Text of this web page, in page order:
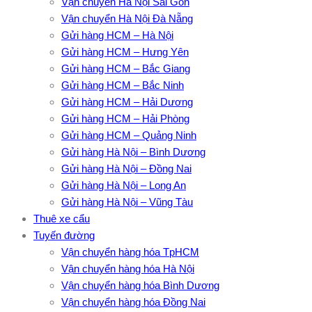
Vận chuyển Hà Nội Đà Nẵng
Gửi hàng HCM – Hà Nội
Gửi hàng HCM – Hưng Yên
Gửi hàng HCM – Bắc Giang
Gửi hàng HCM – Bắc Ninh
Gửi hàng HCM – Hải Dương
Gửi hàng HCM – Hải Phòng
Gửi hàng HCM – Quảng Ninh
Gửi hàng Hà Nội – Bình Dương
Gửi hàng Hà Nội – Đồng Nai
Gửi hàng Hà Nội – Long An
Gửi hàng Hà Nội – Vũng Tàu
Thuê xe cẩu
Tuyến đường
Vận chuyển hàng hóa TpHCM
Vận chuyển hàng hóa Hà Nội
Vận chuyển hàng hóa Bình Dương
Vận chuyển hàng hóa Đồng Nai